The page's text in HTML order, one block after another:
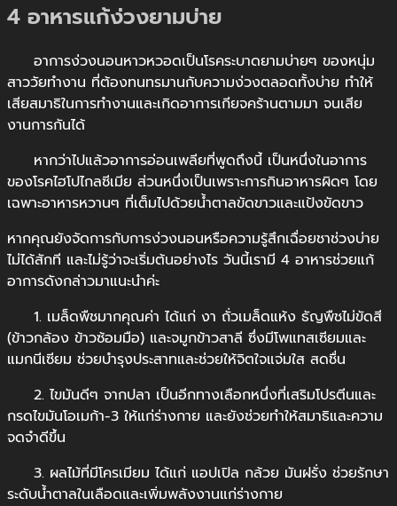
X
4 อาหารแก้ง่วงยามบ่าย
อาการง่วงนอนหาวหวอดเป็นโรคระบาดยามบ่ายๆ ของหนุ่ม
สาววัยทำงาน ที่ต้องทนทรมานกับความง่วงตลอดทั้งบ่าย ทำให้
เสียสมาธิในการทำงานและเกิดอาการเกียจคร้านตามมา จนเสีย
งานการกันได้
หากว่าไปแล้วอาการอ่อนเพลียที่พูดถึงนี้ เป็นหนึ่งในอาการ
ของโรคไฮโปไกลซีเมีย ส่วนหนึ่งเป็นเพราะการกินอาหารผิดๆ โดย
เฉพาะอาหารหวานๆ ที่เต็มไปด้วยน้ำตาลขัดขาวและแป้งขัดขาว
หากคุณยังจัดการกับการง่วงนอนหรือความรู้สึกเฉื่อยชาช่วงบ่าย
ไม่ได้สักที และไม่รู้ว่าจะเริ่มต้นอย่างไร วันนี้เรามี 4 อาหารช่วยแก้
อาการดังกล่าวมาแนะนำค่ะ
1. เมล็ดพืชมากคุณค่า ได้แก่ งา ถั่วเมล็ดแห้ง ธัญพืชไม่ขัดสี
(ข้าวกล้อง ข้าวซ้อมมือ) และจมูกข้าวสาลี ซึ่งมีโพแทสเซียมและ
แมกนีเซียม ช่วยบำรุงประสาทและช่วยให้จิตใจแจ่มใส สดชื่น
2. ไขมันดีๆ จากปลา เป็นอีกทางเลือกหนึ่งที่เสริมโปรตีนและ
กรดไขมันโอเมก้า-3 ให้แก่ร่างกาย และยังช่วยทำให้สมาธิและความ
จดจำดีขึ้น
3. ผลไม้ที่มีโครเมียม ได้แก่ แอปเปิล กล้วย มันฝรั่ง ช่วยรักษา
ระดับน้ำตาลในเลือดและเพิ่มพลังงานแก่ร่างกาย